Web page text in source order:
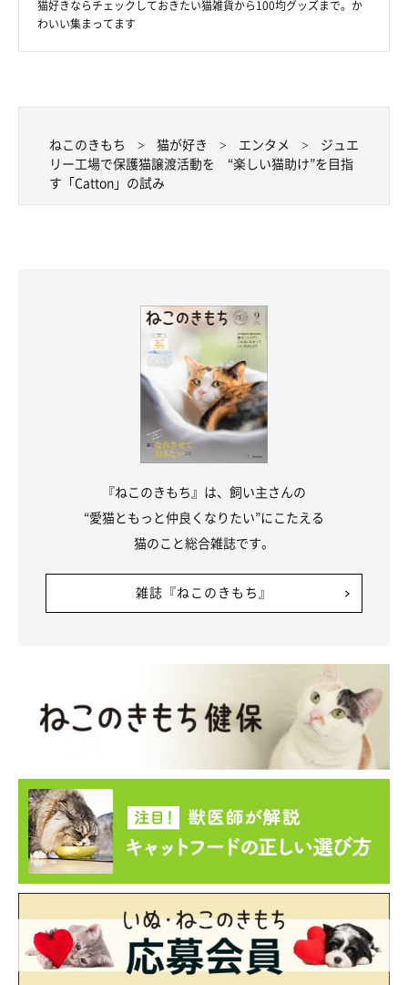
Cattonロゴ サクラ耳 ピアス（フックタイプ）
なかには、「サクラ猫（不妊手術や去勢手術をした野良猫の目印
として、耳の先をさくらの花びらのようにV字型にカットされた
ちのことについて知ってもらいたいとメッセージを込めたジュエ
リーもあります。
Cattonが手がけるジュエリー「ネッコレス」がかわい
い！
猫好きならチェックしておきたい猫雑貨から100均グッズまで。か
わいい集まってます
ねこのきもち 猫が好き エンタメ
ジュエ
リー工場で保護猫譲渡活動を “楽しい猫助け”を目指
す「Catton」の試み
『ねこのきもち』は、飼い主さんの
“愛猫ともっと仲良くなりたい”にこたえる
猫のこと総合雑誌です。
雑誌『ねこのきもち』